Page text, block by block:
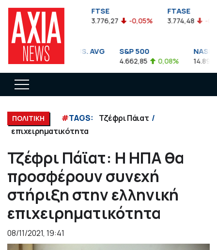
FTSEA
899,47 -0,04%
FTSE
3.776,27 -0,05%
FTASE
3.774,48 -0,10%
DOW JONES INDUS. AVG
35.911,81 -0,56%
S&P 500
4.662,85 0,08% 14.893,75
ΠΟΛΙΤΙΚΗ #TAGS:
Τζέφρι Πάιατ
επιχειρηματικότητα
Τζέφρι Πάϊατ: Η ΗΠΑ θα
προσφέρουν συνεχή
στήριξη στην ελληνική
επιχειρηματικότητα
08/11/2021, 19:41